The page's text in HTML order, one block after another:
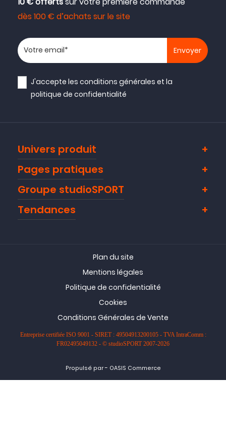
dès 100 € d’achats sur le site
Votre adresse email
J'accepte lesconditions générales et la
politique de confidentialité
Univers produit
Pages pratiques
Groupe studioSPORT
Tendances
Plan du site
Mentions légales
Politique de confidentialité
Cookies
Conditions Générales de Vente
Entreprise certifiée ISO 9001 - SIRET : 49504913200105 - TVA IntraComm :
FR02495049132 - © studioSPORT 2007-2026
Propulsé par- OASIS Commerce